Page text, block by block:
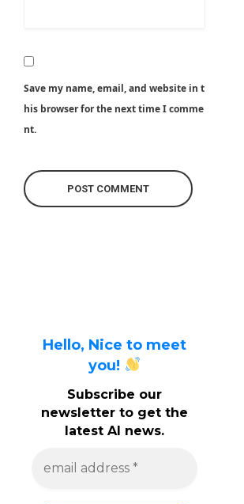
Save my name, email, and website in t
his browser for the next time I comme
nt.
Hello, Nice to meet
you!
Subscribe our
newsletter to get the
latest AI news.